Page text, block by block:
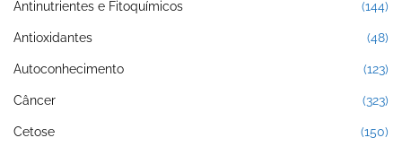
Antinutrientes e Fitoquímicos (144)
Antioxidantes (48)
Autoconhecimento (123)
Câncer (323)
Cetose (150)